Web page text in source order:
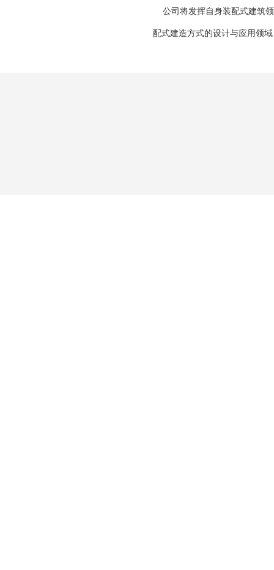
公司将发挥自身装配式建筑
配式建造方式的设计与应用领